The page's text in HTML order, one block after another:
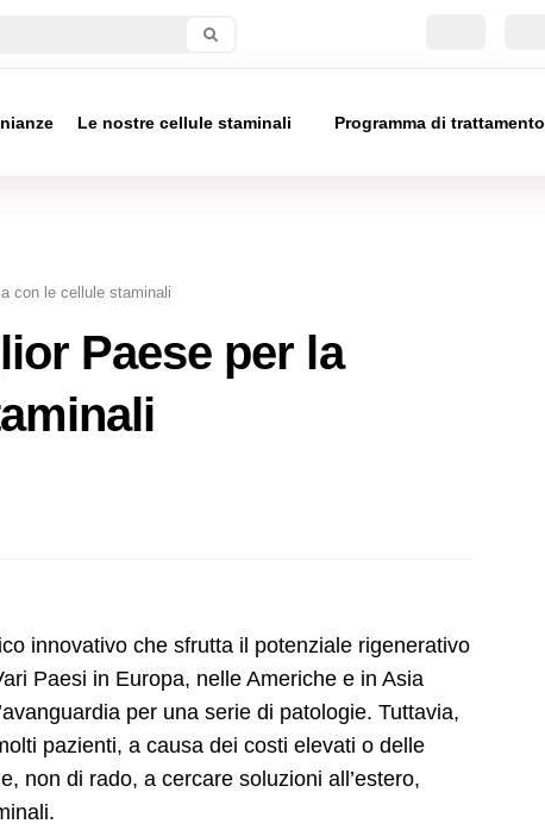
Le nostre cellule staminali Programma di trattamento
con le cellule staminali
Paese per la
innovativo che sfrutta il potenziale rigenerativo
Paesi in Europa, nelle Americhe e in Asia
per una serie di patologie. Tuttavia,
pazienti, a causa dei costi elevati o delle
non di rado, a cercare soluzioni all’estero,